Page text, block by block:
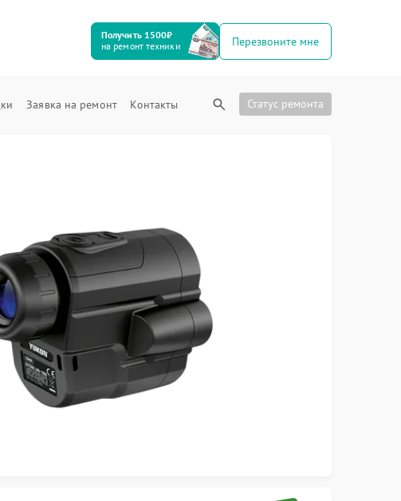
Получить 1500₽
на ремонт техники
Перезвоните мне
Заявка на ремонт Контакты Статус ремонта